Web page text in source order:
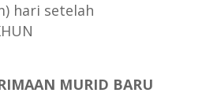
hari setelah
MURID BARU